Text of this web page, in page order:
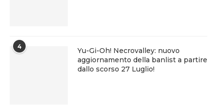
4
Yu-Gi-Oh! Necrovalley: nuovo
aggiornamento della banlist a partire
dallo scorso 27 Luglio!